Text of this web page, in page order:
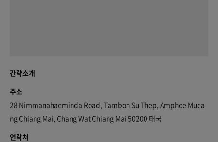
간략소개
주소
28 Nimmanahaeminda Road, Tambon Su Thep, Amphoe Muea
ng Chiang Mai, Chang Wat Chiang Mai 50200 태국
연락처